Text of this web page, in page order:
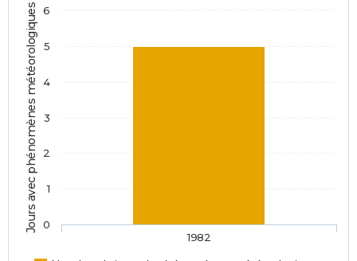
Jours avec phénomènes météorologiques
1982
0
1
2
3
4
5
6